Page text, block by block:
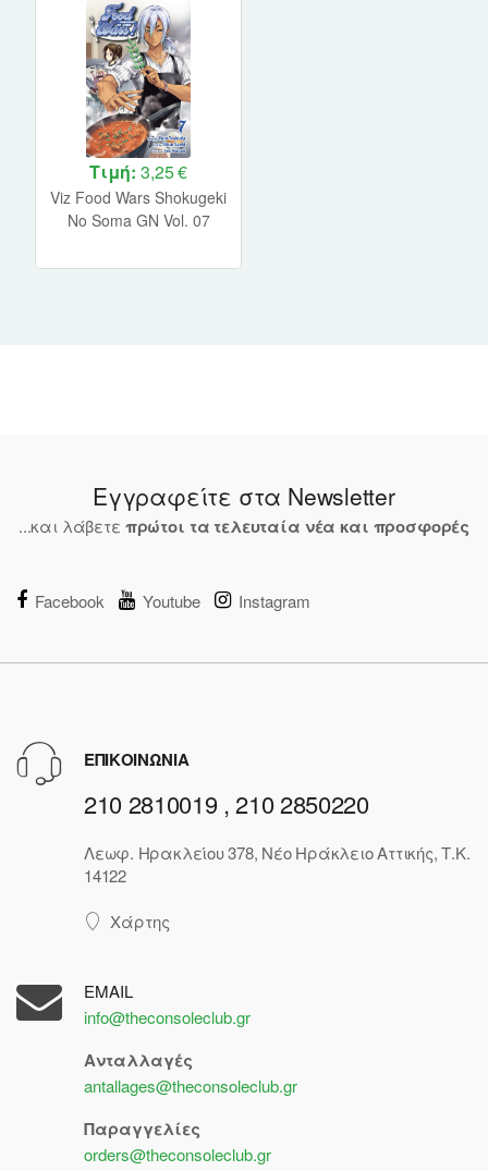
Τιμή: 3,25 €
Viz Food Wars Shokugeki
No Soma GN Vol. 07
Εγγραφείτε στα Newsletter
...και λάβετε πρώτοι τα τελευταία νέα και προσφορές
Facebook Youtube Instagram
ΕΠΙΚΟΙΝΩΝΙΑ
210 2810019 , 210 2850220
Λεωφ. Ηρακλείου 378, Νέο Ηράκλειο Αττικής, Τ.Κ.
14122
Χάρτης
EMAIL
info@theconsoleclub.gr
Ανταλλαγές
antallages@theconsoleclub.gr
Παραγγελίες
orders@theconsoleclub.gr